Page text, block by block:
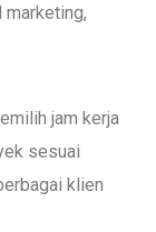
jam kerja
sesuai
klien